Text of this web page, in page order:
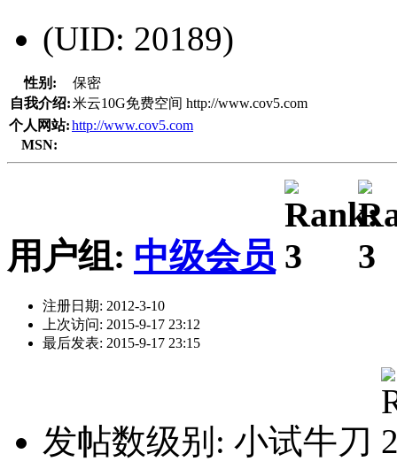
(UID: 20189)
性别:
保密
自我介绍:米云10G免费空间 http://www.cov5.com
个人网站:http://www.cov5.com
MSN:
用户组: 中级会员
注册日期: 2012-3-10
上次访问: 2015-9-17 23:12
最后发表: 2015-9-17 23:15
发帖数级别: 小试牛刀